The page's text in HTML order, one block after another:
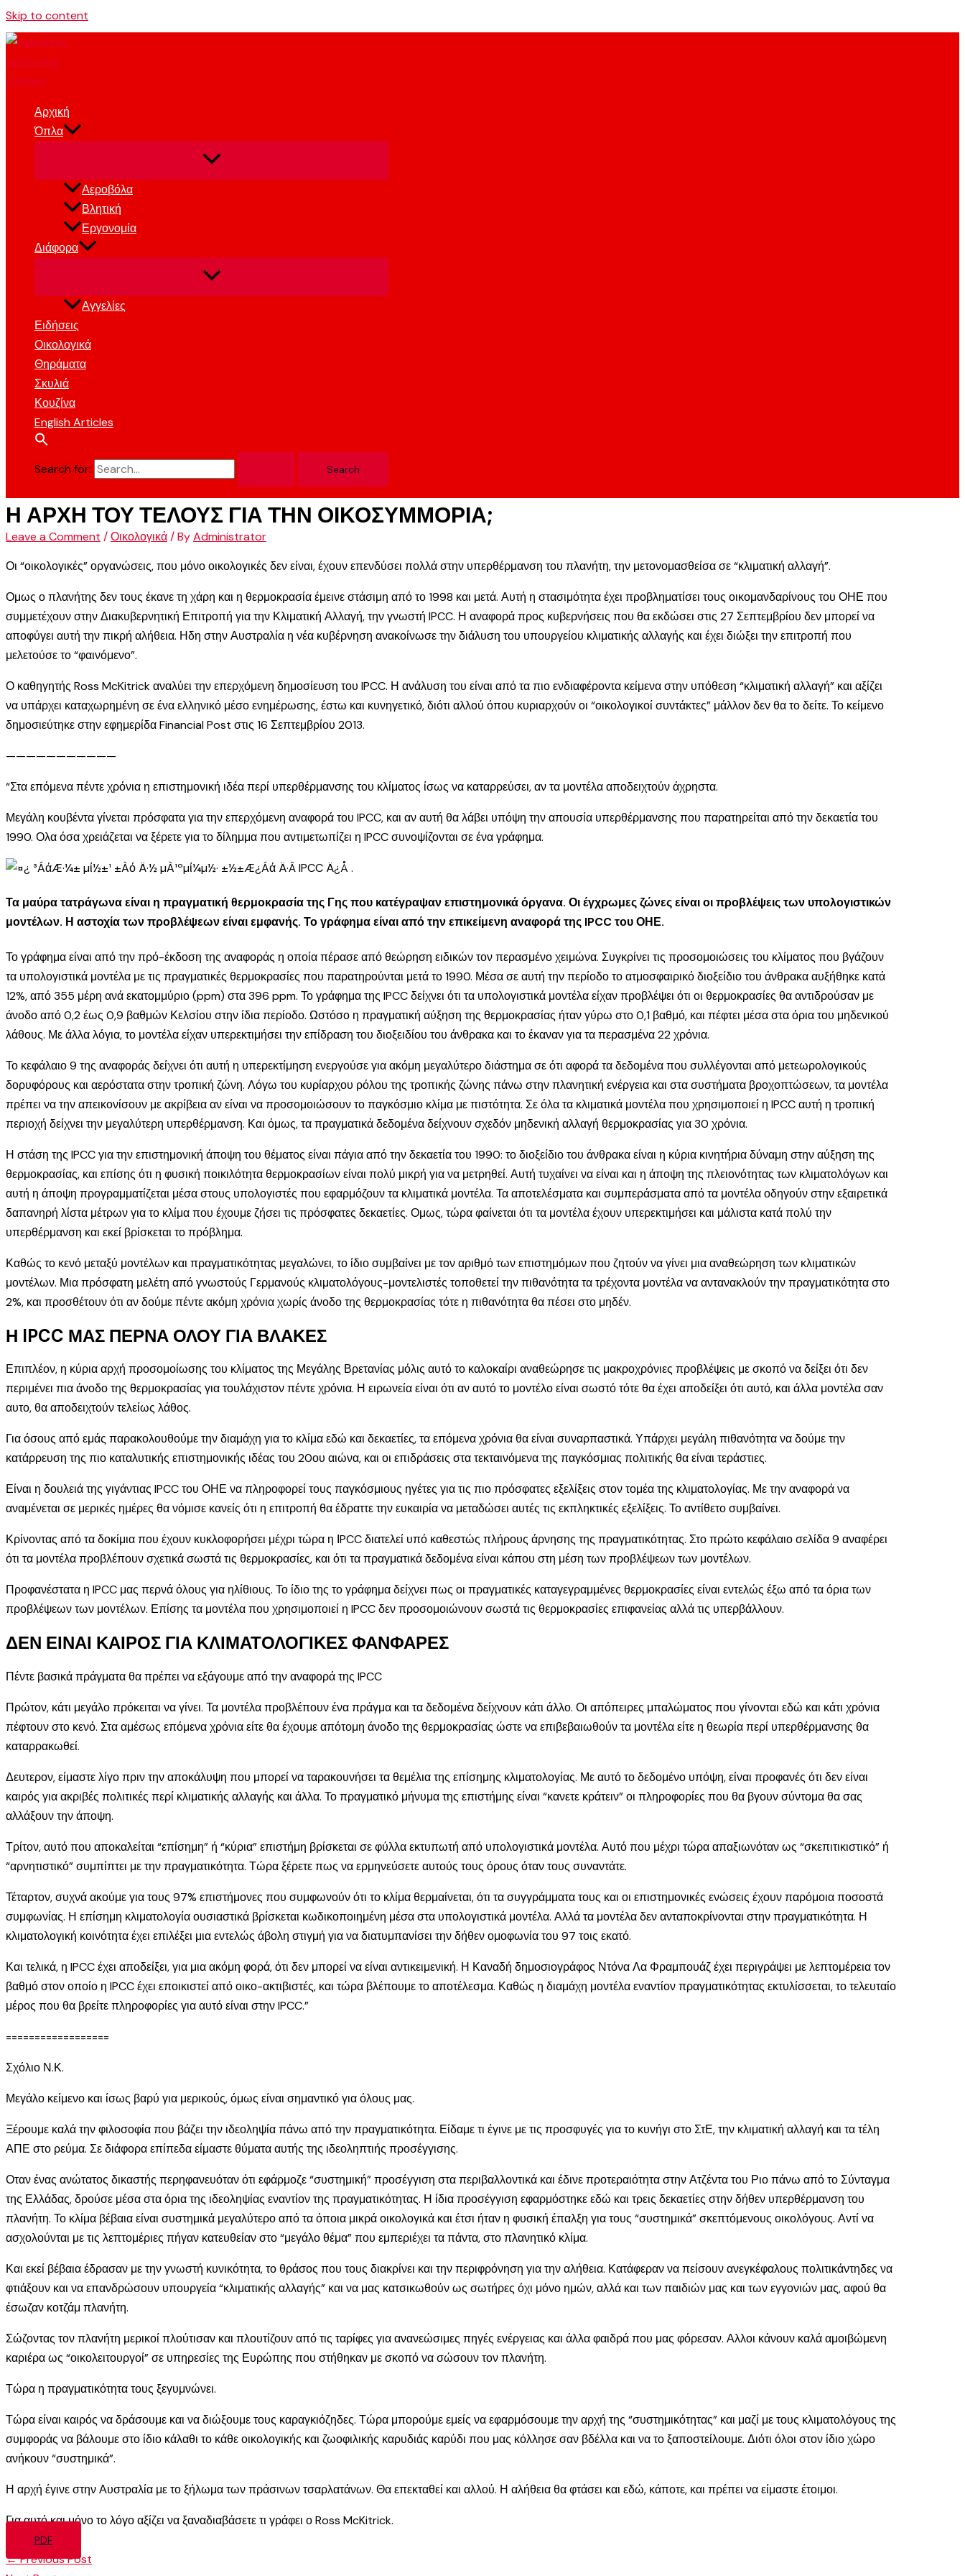
Skip to content
Αρχική
Όπλα
Αεροβόλα
Βλητική
Εργονομία
Διάφορα
Αγγελίες
Ειδήσεις
Οικολογικά
Θηράματα
Σκυλιά
Κουζίνα
English Articles
Search for:
Η ΑΡΧΗ ΤΟΥ ΤΕΛΟΥΣ ΓΙΑ ΤΗΝ ΟΙΚΟΣΥΜΜΟΡΙΑ;
Leave a Comment /Οικολογικά/ ByAdministrator
Οι “οικολογικές” οργανώσεις, που μόνο οικολογικές δεν είναι, έχουν επενδύσει πολλά στην υπερθέρμανση του πλανήτη, την μετονομασθείσα σε “κλιματική αλλαγή”.
Ομως ο πλανήτης δεν τους έκανε τη χάρη και η θερμοκρασία έμεινε στάσιμη από το 1998 και μετά. Αυτή η στασιμότητα έχει προβληματίσει τους οικομανδαρίνους του ΟΗΕ που
συμμετέχουν στην Διακυβερνητική Επιτροπή για την Κλιματική Αλλαγή, την γνωστή IPCC. Η αναφορά προς κυβερνήσεις που θα εκδώσει στις 27 Σεπτεμβρίου δεν μπορεί να
αποφύγει αυτή την πικρή αλήθεια. Ηδη στην Αυστραλία η νέα κυβέρνηση ανακοίνωσε την διάλυση του υπουργείου κλιματικής αλλαγής και έχει διώξει την επιτροπή που
μελετούσε το “φαινόμενο”.
Ο καθηγητής Ross McKitrick αναλύει την επερχόμενη δημοσίευση του IPCC. Η ανάλυση του είναι από τα πιο ενδιαφέροντα κείμενα στην υπόθεση “κλιματική αλλαγή” και αξίζει
να υπάρχει καταχωρημένη σε ένα ελληνικό μέσο ενημέρωσης, έστω και κυνηγετικό, διότι αλλού όπου κυριαρχούν οι “οικολογικοί συντάκτες” μάλλον δεν θα το δείτε. Το κείμενο
δημοσιεύτηκε στην εφημερίδα Financial Post στις 16 Σεπτεμβρίου 2013.
———————————
“Στα επόμενα πέντε χρόνια η επιστημονική ιδέα περί υπερθέρμανσης του κλίματος ίσως να καταρρεύσει, αν τα μοντέλα αποδειχτούν άχρηστα.
Μεγάλη κουβέντα γίνεται πρόσφατα για την επερχόμενη αναφορά του IPCC, και αν αυτή θα λάβει υπόψη την απουσία υπερθέρμανσης που παρατηρείται από την δεκαετία του
1990. Ολα όσα χρειάζεται να ξέρετε για το δίλημμα που αντιμετωπίζει η IPCC συνοψίζονται σε ένα γράφημα.
Τα μαύρα τατράγωνα είναι η πραγματική θερμοκρασία της Γης που κατέγραψαν επιστημονικά όργανα. Οι έγχρωμες ζώνες είναι οι προβλέψεις των υπολογιστικών
μοντέλων. Η αστοχία των προβλέψεων είναι εμφανής. Το γράφημα είναι από την επικείμενη αναφορά της IPCC του ΟΗΕ.
Το γράφημα είναι από την πρό-έκδοση της αναφοράς η οποία πέρασε από θεώρηση ειδικών τον περασμένο χειμώνα. Συγκρίνει τις προσομοιώσεις του κλίματος που βγάζουν
τα υπολογιστικά μοντέλα με τις πραγματικές θερμοκρασίες που παρατηρούνται μετά το 1990. Μέσα σε αυτή την περίοδο το ατμοσφαιρικό διοξείδιο του άνθρακα αυξήθηκε κατά
12%, από 355 μέρη ανά εκατομμύριο (ppm) στα 396 ppm. Το γράφημα της IPCC δείχνει ότι τα υπολογιστικά μοντέλα είχαν προβλέψει ότι οι θερμοκρασίες θα αντιδρούσαν με
άνοδο από 0,2 έως 0,9 βαθμών Κελσίου στην ίδια περίοδο. Ωστόσο η πραγματική αύξηση της θερμοκρασίας ήταν γύρω στο 0,1 βαθμό, και πέφτει μέσα στα όρια του μηδενικού
λάθους. Με άλλα λόγια, το μοντέλα είχαν υπερεκτιμήσει την επίδραση του διοξειδίου του άνθρακα και το έκαναν για τα περασμένα 22 χρόνια.
Το κεφάλαιο 9 της αναφοράς δείχνει ότι αυτή η υπερεκτίμηση ενεργούσε για ακόμη μεγαλύτερο διάστημα σε ότι αφορά τα δεδομένα που συλλέγονται από μετεωρολογικούς
δορυφόρους και αερόστατα στην τροπική ζώνη. Λόγω του κυρίαρχου ρόλου της τροπικής ζώνης πάνω στην πλανητική ενέργεια και στα συστήματα βροχοπτώσεων, τα μοντέλα
πρέπει να την απεικονίσουν με ακρίβεια αν είναι να προσομοιώσουν το παγκόσμιο κλίμα με πιστότητα. Σε όλα τα κλιματικά μοντέλα που χρησιμοποιεί η IPCC αυτή η τροπική
περιοχή δείχνει την μεγαλύτερη υπερθέρμανση. Και όμως, τα πραγματικά δεδομένα δείχνουν σχεδόν μηδενική αλλαγή θερμοκρασίας για 30 χρόνια.
Η στάση της IPCC για την επιστημονική άποψη του θέματος είναι πάγια από την δεκαετία του 1990: το διοξείδιο του άνθρακα είναι η κύρια κινητήρια δύναμη στην αύξηση της
θερμοκρασίας, και επίσης ότι η φυσική ποικιλότητα θερμοκρασίων είναι πολύ μικρή για να μετρηθεί. Αυτή τυχαίνει να είναι και η άποψη της πλειονότητας των κλιματολόγων και
αυτή η άποψη προγραμματίζεται μέσα στους υπολογιστές που εφαρμόζουν τα κλιματικά μοντέλα. Τα αποτελέσματα και συμπεράσματα από τα μοντέλα οδηγούν στην εξαιρετικά
δαπανηρή λίστα μέτρων για το κλίμα που έχουμε ζήσει τις πρόσφατες δεκαετίες. Ομως, τώρα φαίνεται ότι τα μοντέλα έχουν υπερεκτιμήσει και μάλιστα κατά πολύ την
υπερθέρμανση και εκεί βρίσκεται το πρόβλημα.
Καθώς το κενό μεταξύ μοντέλων και πραγματικότητας μεγαλώνει, το ίδιο συμβαίνει με τον αριθμό των επιστημόμων που ζητούν να γίνει μια αναθεώρηση των κλιματικών
μοντέλων. Μια πρόσφατη μελέτη από γνωστούς Γερμανούς κλιματολόγους-μοντελιστές τοποθετεί την πιθανότητα τα τρέχοντα μοντέλα να αντανακλούν την πραγματικότητα στο
2%, και προσθέτουν ότι αν δούμε πέντε ακόμη χρόνια χωρίς άνοδο της θερμοκρασίας τότε η πιθανότητα θα πέσει στο μηδέν.
Η IPCC ΜΑΣ ΠΕΡΝΑ ΟΛΟΥ ΓΙΑ ΒΛΑΚΕΣ
Επιπλέον, η κύρια αρχή προσομοίωσης του κλίματος της Μεγάλης Βρετανίας μόλις αυτό το καλοκαίρι αναθεώρησε τις μακροχρόνιες προβλέψεις με σκοπό να δείξει ότι δεν
περιμένει πια άνοδο της θερμοκρασίας για τουλάχιστον πέντε χρόνια. Η ειρωνεία είναι ότι αν αυτό το μοντέλο είναι σωστό τότε θα έχει αποδείξει ότι αυτό, και άλλα μοντέλα σαν
αυτο, θα αποδειχτούν τελείως λάθος.
Για όσους από εμάς παρακολουθούμε την διαμάχη για το κλίμα εδώ και δεκαετίες, τα επόμενα χρόνια θα είναι συναρπαστικά. Υπάρχει μεγάλη πιθανότητα να δούμε την
κατάρρευση της πιο καταλυτικής επιστημονικής ιδέας του 20ου αιώνα, και οι επιδράσεις στα τεκταινόμενα της παγκόσμιας πολιτικής θα είναι τεράστιες.
Είναι η δουλειά της γιγάντιας IPCC του ΟΗΕ να πληροφορεί τους παγκόσμιους ηγέτες για τις πιο πρόσφατες εξελίξεις στον τομέα της κλιματολογίας. Με την αναφορά να
αναμένεται σε μερικές ημέρες θα νόμισε κανείς ότι η επιτροπή θα έδραττε την ευκαιρία να μεταδώσει αυτές τις εκπληκτικές εξελίξεις. Το αντίθετο συμβαίνει.
Κρίνοντας από τα δοκίμια που έχουν κυκλοφορήσει μέχρι τώρα η ΙPCC διατελεί υπό καθεστώς πλήρους άρνησης της πραγματικότητας. Στο πρώτο κεφάλαιο σελίδα 9 αναφέρει
ότι τα μοντέλα προβλέπουν σχετικά σωστά τις θερμοκρασίες, και ότι τα πραγματικά δεδομένα είναι κάπου στη μέση των προβλέψεων των μοντέλων.
Προφανέστατα η IPCC μας περνά όλους για ηλίθιους. Το ίδιο της το γράφημα δείχνει πως οι πραγματικές καταγεγραμμένες θερμοκρασίες είναι εντελώς έξω από τα όρια των
προβλέψεων των μοντέλων. Επίσης τα μοντέλα που χρησιμοποιεί η IPCC δεν προσομοιώνουν σωστά τις θερμοκρασίες επιφανείας αλλά τις υπερβάλλουν.
ΔΕΝ ΕΙΝΑΙ ΚΑΙΡΟΣ ΓΙΑ ΚΛΙΜΑΤΟΛΟΓΙΚΕΣ ΦΑΝΦΑΡΕΣ
Πέντε βασικά πράγματα θα πρέπει να εξάγουμε από την αναφορά της IPCC
Πρώτον, κάτι μεγάλο πρόκειται να γίνει. Τα μοντέλα προβλέπουν ένα πράγμα και τα δεδομένα δείχνουν κάτι άλλο. Οι απόπειρες μπαλώματος που γίνονται εδώ και κάτι χρόνια
πέφτουν στο κενό. Στα αμέσως επόμενα χρόνια είτε θα έχουμε απότομη άνοδο της θερμοκρασίας ώστε να επιβεβαιωθούν τα μοντέλα είτε η θεωρία περί υπερθέρμανσης θα
καταρρακωθεί.
Δευτερον, είμαστε λίγο πριν την αποκάλυψη που μπορεί να ταρακουνήσει τα θεμέλια της επίσημης κλιματολογίας. Με αυτό το δεδομένο υπόψη, είναι προφανές ότι δεν είναι
καιρός για ακριβές πολιτικές περί κλιματικής αλλαγής και άλλα. Το πραγματικό μήνυμα της επιστήμης είναι “κανετε κράτειν” οι πληροφορίες που θα βγουν σύντομα θα σας
αλλάξουν την άποψη.
Τρίτον, αυτό που αποκαλείται “επίσημη” ή “κύρια” επιστήμη βρίσκεται σε φύλλα εκτυπωτή από υπολογιστικά μοντέλα. Αυτό που μέχρι τώρα απαξιωνόταν ως “σκεπιτικιστικό” ή
“αρνητιστικό” συμπίπτει με την πραγματικότητα. Τώρα ξέρετε πως να ερμηνεύσετε αυτούς τους όρους όταν τους συναντάτε.
Τέταρτον, συχνά ακούμε για τους 97% επιστήμονες που συμφωνούν ότι το κλίμα θερμαίνεται, ότι τα συγγράμματα τους και οι επιστημονικές ενώσεις έχουν παρόμοια ποσοστά
συμφωνίας. Η επίσημη κλιματολογία ουσιαστικά βρίσκεται κωδικοποιημένη μέσα στα υπολογιστικά μοντέλα. Αλλά τα μοντέλα δεν ανταποκρίνονται στην πραγματικότητα. Η
κλιματολογική κοινότητα έχει επιλέξει μια εντελώς άβολη στιγμή για να διατυμπανίσει την δήθεν ομοφωνία του 97 τοις εκατό.
Και τελικά, η IPCC έχει αποδείξει, για μια ακόμη φορά, ότι δεν μπορεί να είναι αντικειμενική. Η Καναδή δημοσιογράφος Ντόνα Λα Φραμπουάζ έχει περιγράψει με λεπτομέρεια τον
βαθμό στον οποίο η IPCC έχει εποικιστεί από οικο-ακτιβιστές, και τώρα βλέπουμε το αποτέλεσμα. Καθώς η διαμάχη μοντέλα εναντίον πραγματικότητας εκτυλίσσεται, το τελευταίο
μέρος που θα βρείτε πληροφορίες για αυτό είναι στην IPCC.”
==================
Σχόλιο Ν.Κ.
Μεγάλο κείμενο και ίσως βαρύ για μερικούς, όμως είναι σημαντικό για όλους μας.
Ξέρουμε καλά την φιλοσοφία που βάζει την ιδεοληψία πάνω από την πραγματικότητα. Είδαμε τι έγινε με τις προσφυγές για το κυνήγι στο ΣτΕ, την κλιματική αλλαγή και τα τέλη
ΑΠΕ στο ρεύμα. Σε διάφορα επίπεδα είμαστε θύματα αυτής της ιδεοληπτιής προσέγγισης.
Οταν ένας ανώτατος δικαστής περηφανευόταν ότι εφάρμοζε “συστημική” προσέγγιση στα περιβαλλοντικά και έδινε προτεραιότητα στην Ατζέντα του Ριο πάνω από το Σύνταγμα
της Ελλάδας, δρούσε μέσα στα όρια της ιδεοληψίας εναντίον της πραγματικότητας. Η ίδια προσέγγιση εφαρμόστηκε εδώ και τρεις δεκαετίες στην δήθεν υπερθέρμανση του
πλανήτη. Το κλίμα βέβαια είναι συστημικά μεγαλύτερο από τα όποια μικρά οικολογικά και έτσι ήταν η φυσική έπαλξη για τους “συστημικά” σκεπτόμενους οικολόγους. Αντί να
ασχολούνται με τις λεπτομέριες πήγαν κατευθείαν στο “μεγάλο θέμα” που εμπεριέχει τα πάντα, στο πλανητικό κλίμα.
Και εκεί βέβαια έδρασαν με την γνωστή κυνικότητα, το θράσος που τους διακρίνει και την περιφρόνηση για την αλήθεια. Κατάφεραν να πείσουν ανεγκέφαλους πολιτικάντηδες να
φτιάξουν και να επανδρώσουν υπουργεία “κλιματικής αλλαγής” και να μας κατσικωθούν ως σωτήρες όχι μόνο ημών, αλλά και των παιδιών μας και των εγγονιών μας, αφού θα
έσωζαν κοτζάμ πλανήτη.
Σώζοντας τον πλανήτη μερικοί πλούτισαν και πλουτίζουν από τις ταρίφες για ανανεώσιμες πηγές ενέργειας και άλλα φαιδρά που μας φόρεσαν. Αλλοι κάνουν καλά αμοιβώμενη
καριέρα ως “οικολειτουργοί” σε υπηρεσίες της Ευρώπης που στήθηκαν με σκοπό να σώσουν τον πλανήτη.
Τώρα η πραγματικότητα τους ξεγυμνώνει.
Τώρα είναι καιρός να δράσουμε και να διώξουμε τους καραγκιόζηδες. Τώρα μπορούμε εμείς να εφαρμόσουμε την αρχή της “συστημικότητας” και μαζί με τους κλιματολόγους της
συμφοράς να βάλουμε στο ίδιο κάλαθι το κάθε οικολογικής και ζωοφιλικής καρυδιάς καρύδι που μας κόλλησε σαν βδέλλα και να το ξαποστείλουμε. Διότι όλοι στον ίδιο χώρο
ανήκουν “συστημικά”.
Η αρχή έγινε στην Αυστραλία με το ξήλωμα των πράσινων τσαρλατάνων. Θα επεκταθεί και αλλού. Η αλήθεια θα φτάσει και εδώ, κάποτε, και πρέπει να είμαστε έτοιμοι.
Για αυτό και μόνο το λόγο αξίζει να ξαναδιαβάσετε τι γράφει ο Ross McKitrick.
PDF
←Previous Post